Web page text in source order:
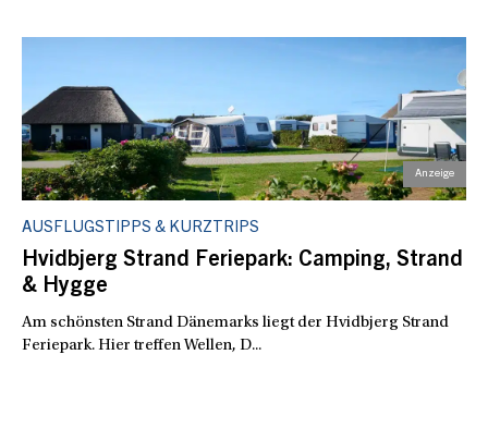
AUSFLUGSTIPPS & KURZTRIPS
Hvidbjerg Strand Feriepark: Camping, Strand
& Hygge
Am schönsten Strand Dänemarks liegt der Hvidbjerg Strand
Feriepark. Hier treffen Wellen, D...